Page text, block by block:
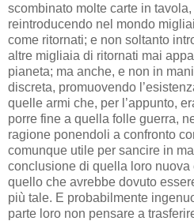
scombinato molte carte in
reintroducendo nel mondo
come ritornati; e non soltanto
altre migliaia di ritornati mai
pianeta; ma anche, e non in
discreta, promuovendo
quelle armi che, per l’appunto,
porre fine a quella folle guerra,
ragione ponendoli a confronto
comunque utile per sancire in
conclusione di quella loro
quello che avrebbe dovuto
più tale. E probabilmente
parte loro non pensare a